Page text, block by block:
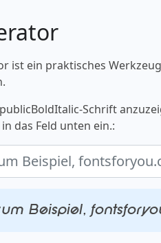
ist ein praktisches
Schrift
das Feld unten ein.:
Beispiel,